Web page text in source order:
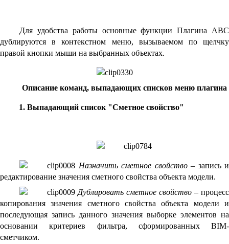
Для удобства работы основные функции Плагина АВС
дублируются в контекстном меню, вызываемом по щелчку
правой кнопки мыши на выбранных объектах.
Описание команд, выпадающих списков меню плагина
1. Выпадающий список "Сметное свойство"
Назначить сметное свойство – запись и
редактирование значения сметного свойства объекта модели.
Дублировать сметное свойство – процесс
копирования значения сметного свойства объекта модели и
последующая запись данного значения выборке элементов на
основании критериев фильтра, сформированных BIM-
сметчиком.